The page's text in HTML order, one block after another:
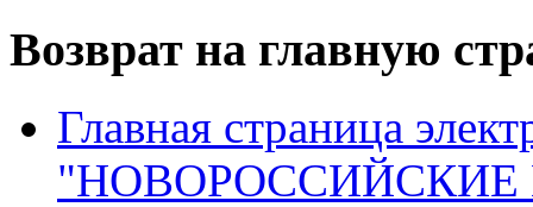
Возврат на главную
Главная страница
"НОВОРОССИЙСКИЕ